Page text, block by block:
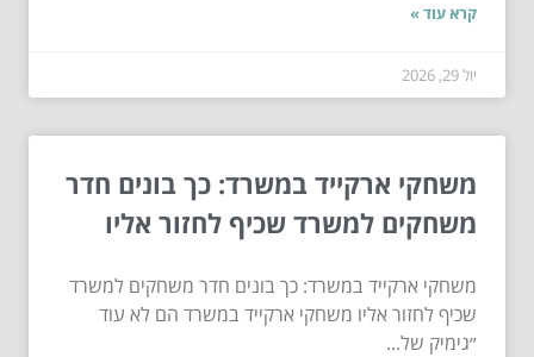
קרא עוד »
יול 29, 2026
משחקי ארקייד במשרד: כך בונים חדר
משחקים למשרד שכיף לחזור אליו
משחקי ארקייד במשרד: כך בונים חדר משחקים למשרד
שכיף לחזור אליו משחקי ארקייד במשרד הם לא עוד
״גימיק של...